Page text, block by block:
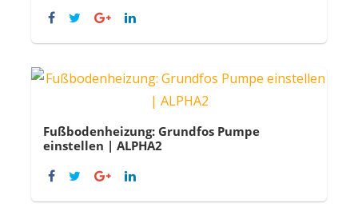
Fußbodenheizung: Grundfos Pumpe
einstellen | ALPHA2